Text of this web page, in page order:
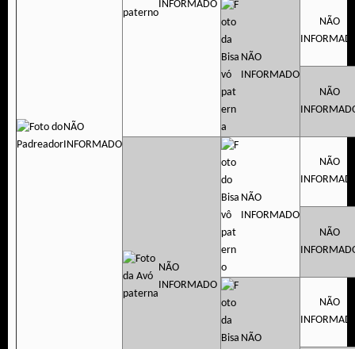
NÃO
INFORMADO
INFORMADO
NÃO
INFORMADO
NÃO
NÃO
NÃO
INFORMADO
NÃO
INFORMADO
NÃO
NÃO
NÃO
NÃO